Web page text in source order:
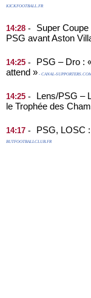
KICKFOOTBALL.FR
14:28 -
Super
PSG avant Aston
14:25 -
PSG – Dro :
attend » - CANAL-
14:25 -
Lens/PSG –
le Trophée des
14:17 - PSG, LOSC
BUTFOOTBALLCLUB.FR